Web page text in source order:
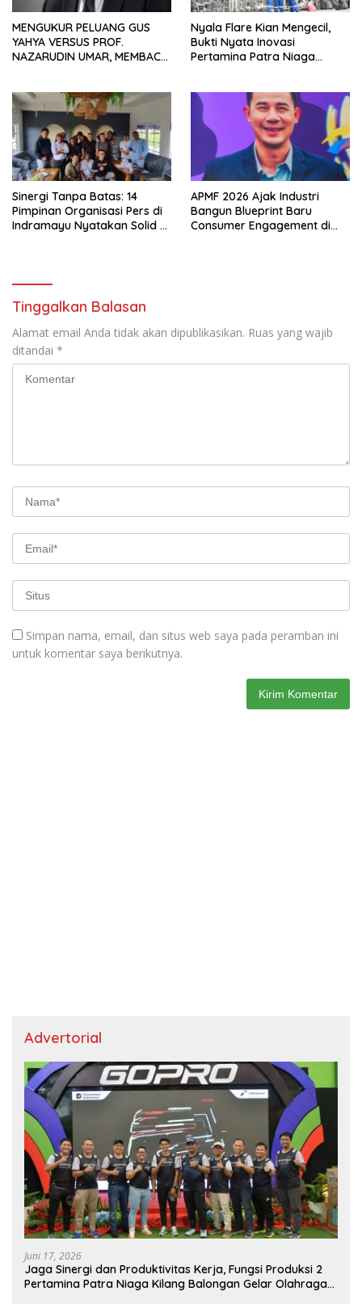
MENGUKUR PELUANG GUS
YAHYA VERSUS PROF.
NAZARUDIN UMAR, MEMBACA
Nyala Flare Kian Mengecil,
Bukti Nyata Inovasi
Pertamina Patra Niaga
Sinergi Tanpa Batas: 14
Pimpinan Organisasi Pers di
Indramayu Nyatakan Solid di
APMF 2026 Ajak Industri
Bangun Blueprint Baru
Consumer Engagement di
Tinggalkan Balasan
Alamat email Anda tidak akan dipublikasikan. Ruas yang wajib
ditandai *
Simpan nama, email, dan situs web saya pada peramban ini
untuk komentar saya berikutnya.
Advertorial
Juni 17, 2026
Jaga Sinergi dan Produktivitas Kerja, Fungsi Produksi 2
Pertamina Patra Niaga Kilang Balongan Gelar Olahraga